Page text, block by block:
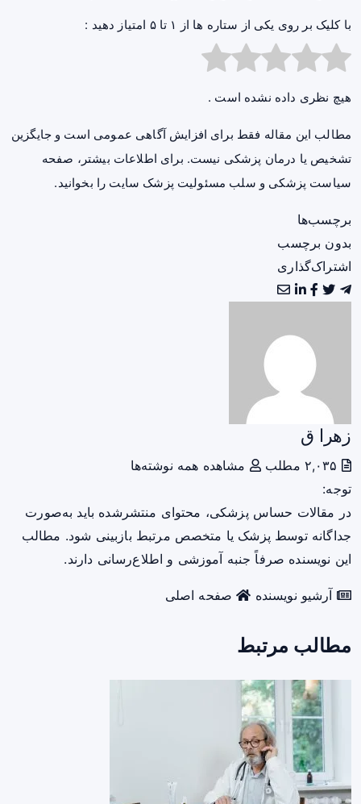
با کلیک بر روی یکی از ستاره ها از ۱ تا ۵ امتیاز دهید :
هیچ نظری داده نشده است .
مطالب این مقاله فقط برای افزایش آگاهی عمومی است و جایگزین
تشخیص یا درمان پزشکی نیست. برای اطلاعات بیشتر، صفحه
سیاست پزشکی و سلب مسئولیت پزشک سایت را بخوانید.
برچسب‌ها
بدون برچسب
اشتراک‌گذاری
زهرا ق
مشاهده همه نوشته‌ها
توجه:
در مقالات حساس پزشکی، محتوای منتشرشده باید به‌صورت
جداگانه توسط پزشک یا متخصص مرتبط بازبینی شود. مطالب
این نویسنده صرفاً جنبه آموزشی و اطلاع‌رسانی دارند.
آرشیو نویسنده صفحه اصلی
مطالب مرتبط